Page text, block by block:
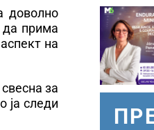
доволно
да прима
на
за
ја следи